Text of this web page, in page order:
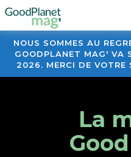
NOUS SOMMES AU
GOODPLANET MAG' VA
2026. MERCI DE VOTRE
La